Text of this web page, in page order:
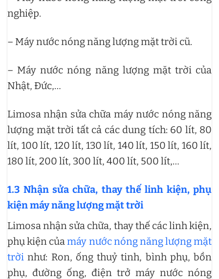
nghiệp.
– Máy nước nóng năng lượng mặt trời cũ.
– Máy nước nóng năng lượng mặt trời của
Nhật, Đức,…
Limosa nhận sửa chữa máy nước nóng năng
lượng mặt trời tất cả các dung tích: 60 lít, 80
lít, 100 lít, 120 lít, 130 lít, 140 lít, 150 lít, 160 lít,
180 lít, 200 lít, 300 lít, 400 lít, 500 lít,…
1.3 Nhận sửa chữa, thay thế linh kiện, phụ
kiện máy năng lượng mặt trời
Limosa nhận sửa chữa, thay thế các linh kiện,
phụ kiện củamáy nước nóng năng lượng mặt
trời như: Ron, ống thuỷ tinh, bình phụ, bồn
phụ, đường ống, điện trở máy nước nóng